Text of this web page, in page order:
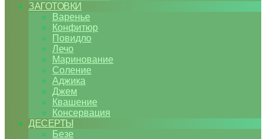
ЗАГОТОВКИ
Варенье
Конфитюр
Повидло
Лечо
Маринование
Соление
Аджика
Джем
Квашение
Консервация
ДЕСЕРТЫ
Безе